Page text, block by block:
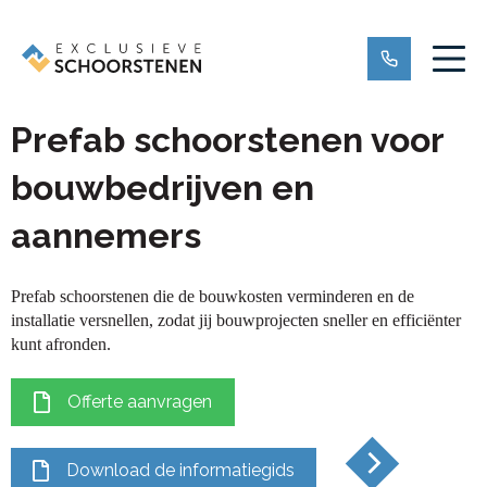
Prefab schoorstenen voor
bouwbedrijven en
aannemers
Prefab schoorstenen die de bouwkosten verminderen en de
installatie versnellen, zodat jij bouwprojecten sneller en efficiënter
kunt afronden.
Offerte aanvragen
Download de informatiegids